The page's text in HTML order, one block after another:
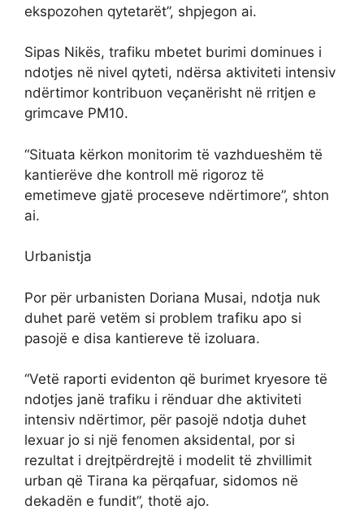
ekspozohen qytetarët”, shpjegon ai.
Sipas Nikës, trafiku mbetet burimi dominues i
ndotjes në nivel qyteti, ndërsa aktiviteti intensiv
ndërtimor kontribuon veçanërisht në rritjen e
grimcave PM10.
“Situata kërkon monitorim të vazhdueshëm të
kantierëve dhe kontroll më rigoroz të
emetimeve gjatë proceseve ndërtimore”, shton
ai.
Urbanistja
Por për urbanisten Doriana Musai, ndotja nuk
duhet parë vetëm si problem trafiku apo si
pasojë e disa kantiereve të izoluara.
“Vetë raporti evidenton që burimet kryesore të
ndotjes janë trafiku i rënduar dhe aktiviteti
intensiv ndërtimor, për pasojë ndotja duhet
lexuar jo si një fenomen aksidental, por si
rezultat i drejtpërdrejtë i modelit të zhvillimit
urban që Tirana ka përqafuar, sidomos në
dekadën e fundit”, thotë ajo.